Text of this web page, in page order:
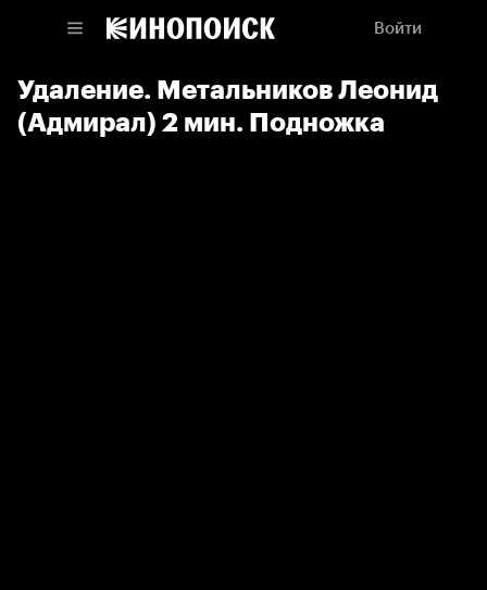
Войти
Удаление. Метальников Леонид
(Адмирал) 2 мин. Подножка